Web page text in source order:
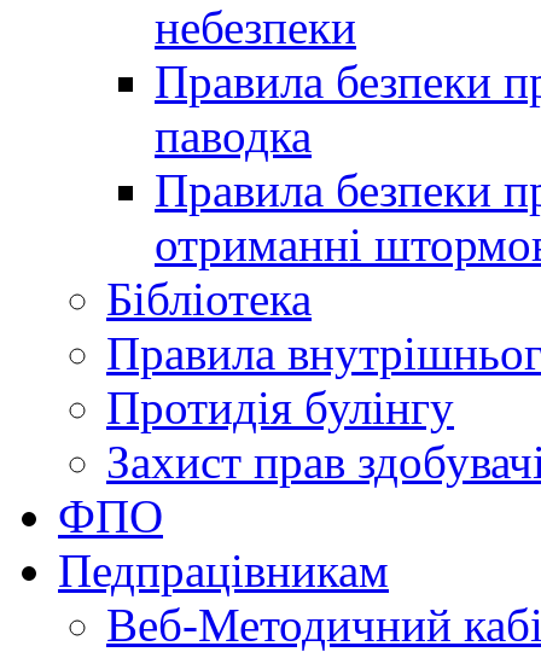
небезпеки
Правила безпеки
паводка
Правила безпеки
отриманні
Бібліотека
Правила
Протидія булінгу
Захист прав
ФПО
Педпрацівникам
Веб-Методичний